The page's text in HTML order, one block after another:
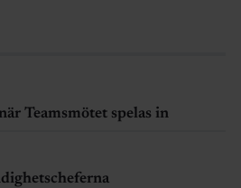
Teamsmötet spelas in